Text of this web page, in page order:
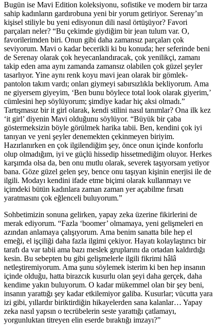
Bugün ise Mavi Edition koleksiyonu, sofistike ve modern bir tarza
sahip kadınların gardırobuna yeni bir yorum getiriyor. Serenay’ın
kişisel stiliyle bu yeni edisyonun dili nasıl örtüşüyor? Favori
parçaları neler? “Bu çekimde giydiğim bir jean tulum var. O,
favorilerimden biri. Onun gibi daha zamansız parçaları çok
seviyorum. Mavi o kadar becerikli ki bu konuda; her seferinde beni
de Serenay olarak çok heyecanlandıracak, çok yenilikçi, zamanı
takip eden ama aynı zamanda zamansız olabilen çok güzel şeyler
tasarlıyor. Yine aynı renk koyu mavi jean olarak bir gömlek-
pantolon takım vardı; onları giymeyi sabırsızlıkla bekliyorum. Ama
ne giyersem giyeyim, ‘Ben bunu böylece total look olarak giyerim,’
cümlesini hep söylüyorum; şimdiye kadar hiç aksi olmadı.”
Tartışmasız bir it girl olarak, kendi stilini nasıl tanımlar? Ona ilk kez
‘it girl’ diyenin Mavi olduğunu söylüyor. “Büyük bir çaba
göstermeksizin böyle görülmek harika tabii. Ben, kendini çok iyi
tanıyan ve yeni şeyler denemekten çekinmeyen biriyim.
Hazırlanırken en çok ilgilendiğim şey, önce onun içinde konforlu
olup olmadığım, iyi ve güçlü hissedip hissetmediğim oluyor. Herkes
karşımda olsa da, ben onu mutlu olarak, severek taşıyorsam yetiyor
bana. Göze güzel gelen şey, bence onu taşıyan kişinin enerjisi ile de
ilgili. Modayı kendini ifade etme biçimi olarak kullanmayı ve
içimdeki bütün kadınlara zaman zaman yer açabilme fırsatı
yaratmasını çok eğlenceli buluyorum.”
Sohbetimizin sonuna gelirken, yapay zeka üzerine fikirlerini de
merak ediyorum. “Fazla ‘boomer’ olmamaya, yeni gelişmeleri en
azından anlamaya çalışıyorum. Ama benim sanatta bile hep el
emeği, el işçiliği daha fazla ilgimi çekiyor. Hayatı kolaylaştırıcı bir
tarafı da var tabii ama bazı meslek gruplarını da ortadan kaldırdığı
kesin. Bu sebepten bu gibi gelişmelerle ilgili fikrimi hâlâ
netleştiremiyorum. Ama şunu söylemek isterim ki ben hep insanın
içinde olduğu, hatta birazcık kusurlu olan şeyi daha gerçek, daha
kendime yakın buluyorum. O kadar mükemmel olan bir şey beni,
insanın yarattığı şey kadar etkilemiyor galiba. Kusurlar; vücutta yara
izi gibi, yıllardır biriktirdiğin hikayelerden sana kalanlar… Yapay
zeka nasıl yapsın o tecrübelerin seste yarattığı çatlamayı,
yorgunluktan titreyen elin eserde bıraktığı imzayı?”